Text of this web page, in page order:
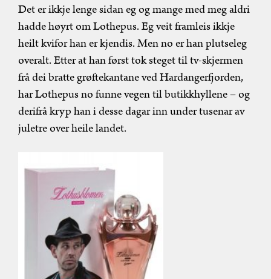
Det er ikkje lenge sidan eg og mange med meg aldri
hadde høyrt om Lothepus. Eg veit framleis ikkje
heilt kvifor han er kjendis. Men no er han plutseleg
overalt. Etter at han først tok steget til tv-skjermen
frå dei bratte grøftekantane ved Hardangerfjorden,
har Lothepus no funne vegen til butikkhyllene – og
derifrå kryp han i desse dagar inn under tusenar av
juletre over heile landet.